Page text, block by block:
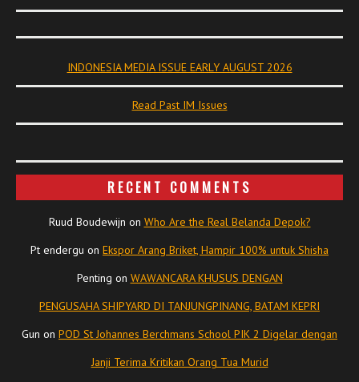
INDONESIA MEDIA ISSUE EARLY AUGUST 2026
Read Past IM Issues
RECENT COMMENTS
Ruud Boudewijn on Who Are the Real Belanda Depok?
Pt endergu on Ekspor Arang Briket, Hampir 100% untuk Shisha
Penting on WAWANCARA KHUSUS DENGAN
PENGUSAHA SHIPYARD DI TANJUNGPINANG, BATAM KEPRI
Gun on POD St Johannes Berchmans School PIK 2 Digelar dengan
Janji Terima Kritikan Orang Tua Murid